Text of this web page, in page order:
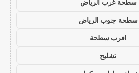
سطحة غرب الرياض
سطحة جنوب الرياض
اقرب سطحة
تشليح